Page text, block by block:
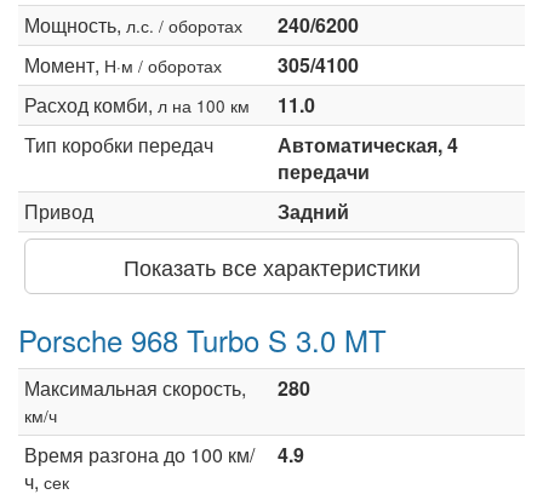
Мощность, л.с. / оборотах
240/6200
Момент, Н·м / оборотах
305/4100
Расход комби, л на 100 км
11.0
Тип коробки передач
Автоматическая, 4
передачи
Привод
Задний
Показать все характеристики
Porsche 968 Turbo S 3.0 MT
Максимальная скорость,
км/ч
280
Время разгона до 100 км/
ч, сек
4.9